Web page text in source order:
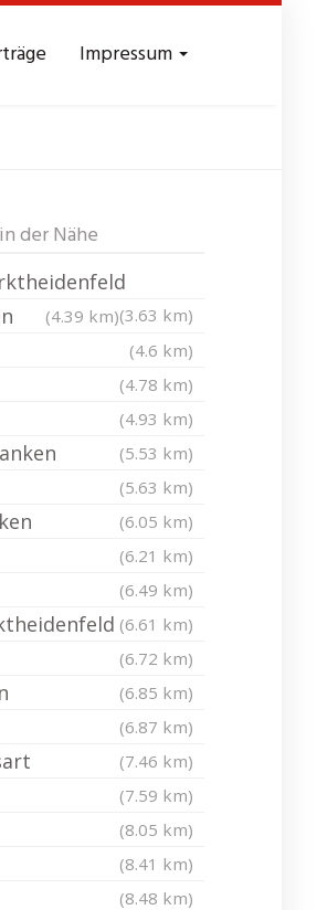
Impressum
der Nähe
(3.63 km)
(4.39 km)
(4.6 km)
(4.78 km)
(4.93 km)
(5.53 km)
(5.63 km)
(6.05 km)
(6.21 km)
(6.49 km)
(6.61 km)
(6.72 km)
(6.85 km)
(6.87 km)
(7.46 km)
(7.59 km)
(8.05 km)
(8.41 km)
(8.48 km)